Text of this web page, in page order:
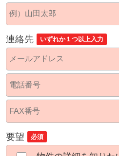
連絡先 いずれか１つ以上入力
要望 必須